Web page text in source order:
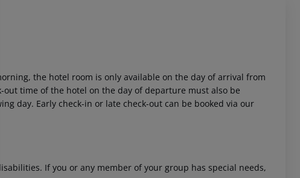
the hotel room is only available on the day of arrival from
time of the hotel on the day of departure must also be
day. Early check-in or late check-out can be booked via our
If you or any member of your group has special needs,